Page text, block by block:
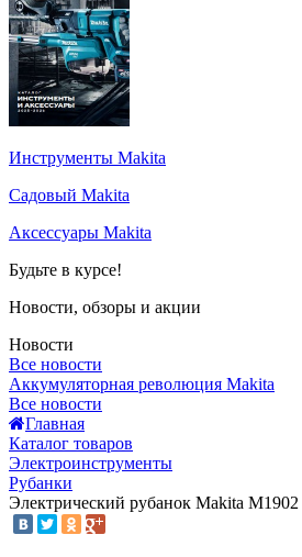
Инструменты Makita
Садовый Makita
Аксессуары Makita
Будьте в курсе!
Новости, обзоры и акции
Новости
Все новости
Аккумуляторная революция Makita
Все новости
Главная
Каталог товаров
Электроинструменты
Рубанки
Электрический рубанок Makita M1902